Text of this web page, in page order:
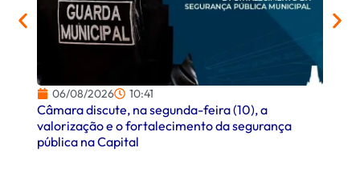
06/08/2026 10:41
Câmara discute, na segunda-feira (10), a
valorização e o fortalecimento da segurança
pública na Capital